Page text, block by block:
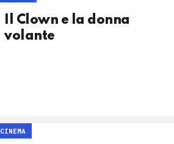
Il Clown e la donna
volante
CINEMA